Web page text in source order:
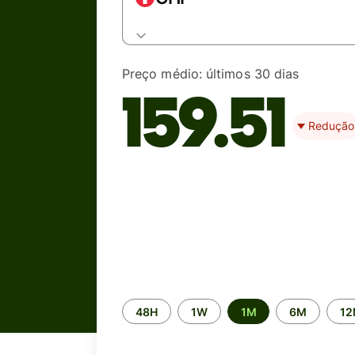
Preço médio: últimos 30 dias
159.51 Redução
Time
period
48H 1W 1M 6M